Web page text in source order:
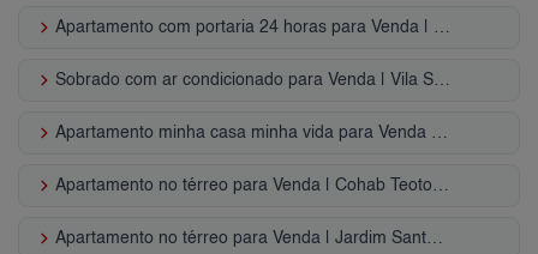
keyboard_arrow_right Apartamento com portaria 24 horas para Venda | Vila Ivone
keyboard_arrow_right Sobrado com ar condicionado para Venda | Vila Santa Isabel
keyboard_arrow_right Apartamento minha casa minha vida para Venda | Vila Antonina
keyboard_arrow_right Apartamento no térreo para Venda | Cohab Teotonio Vilela
keyboard_arrow_right Apartamento no térreo para Venda | Jardim Santa Terezinha